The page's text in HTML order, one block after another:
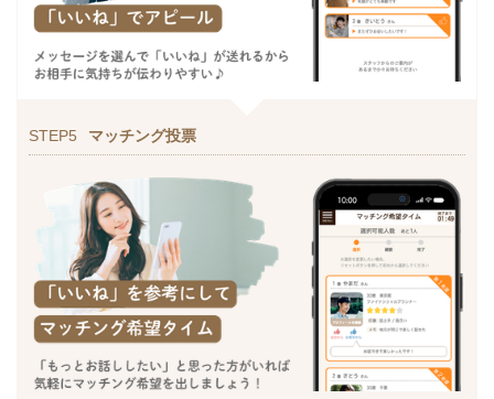
STEP5 マッチング投票